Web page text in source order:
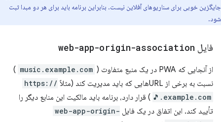
جایگزین خوبی برای سناریوهای آفلاین نیست. بنابراین برنامه باید برای هر دو مبدا ثبت
شود.
فایل web-app-origin-association
از آنجایی که PWA در یک منبع متفاوت ( music.example.com
)
نسبت به برخی از URLهایی که باید مدیریت کند (مثلاً
https://
🎵.example.com ) قرار دارد، برنامه باید مالکیت این منابع دیگر را
تأیید کند. این اتفاق در یک فایل web-app-origin-